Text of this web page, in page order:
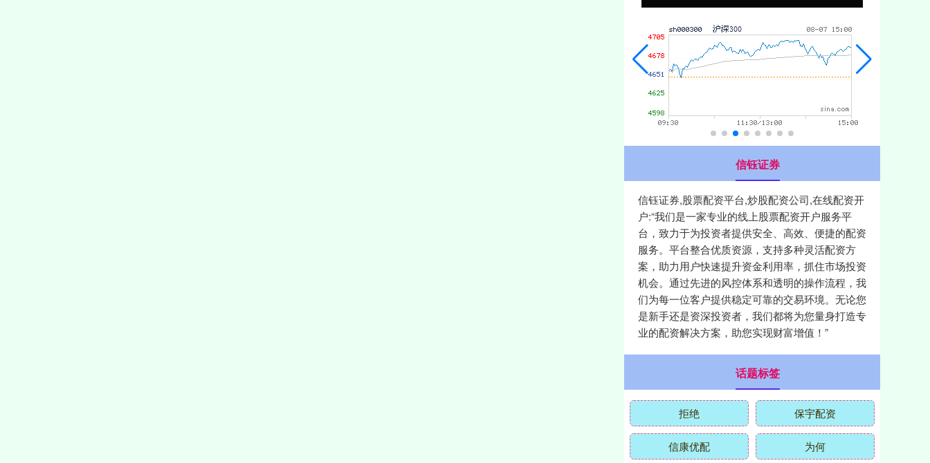
信钰证券
信钰证券,股票配资平台,炒股配资公司,在线配资开
户:“我们是一家专业的线上股票配资开户服务平
台，致力于为投资者提供安全、高效、便捷的配资
服务。平台整合优质资源，支持多种灵活配资方
案，助力用户快速提升资金利用率，抓住市场投资
机会。通过先进的风控体系和透明的操作流程，我
们为每一位客户提供稳定可靠的交易环境。无论您
是新手还是资深投资者，我们都将为您量身打造专
业的配资解决方案，助您实现财富增值！”
话题标签
拒绝 保宇配资
信康优配 为何